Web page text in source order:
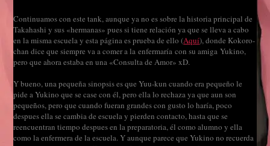
Continuamos con este tank, aunque ya no es sobre la historia principal de
Takahashi y sus «hermanas» pues si tiene relación ya que se lleva a cabo
en la misma escuela y esta página es prueba de ello (Aquí), donde Kokoro-
chan dice que siempre va a comer a la enfermaría con su amiga Yukino,
pero que ahora estaba en una «Consulta de Amor» xD.
Y bueno, una pequeña sinopsis es que Yuu-kun cuando era pequeño le
pide a Yukino que se case con él, pero ella lo rechaza ya que aun son
pequeños, pero que cuando fueran grandes con gusto lo haría, poco
despues ella se cambia de escuela y pierden contacto, hasta que se
reencuentran tiempo despues en la preparatoria, él como alumno y ella
como la enfermera de la escuela. Y aunque parece que Yukino no recuerda